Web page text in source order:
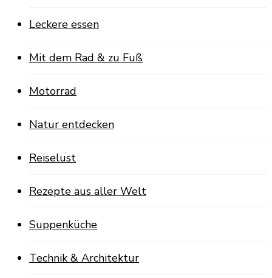
Leckere essen
Mit dem Rad & zu Fuß
Motorrad
Natur entdecken
Reiselust
Rezepte aus aller Welt
Suppenküche
Technik & Architektur